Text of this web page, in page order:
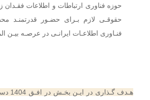
حوزه فناوری ارتباطات و اطلاعات فقـدان
حقوقـی لازم بـرای حضـور قدرتمنـد
فنـاوری اطلاعـات ایرانـی در عرصـه بیـن